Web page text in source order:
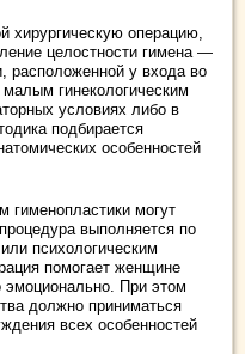
хирургическую операцию,
целостности гимена —
расположенной у входа во
гинекологическим
условиях либо в
подбирается
особенностей
гименопластики могут
выполняется по
психологическим
помогает женщине
эмоционально. При этом
должно приниматься
всех особенностей